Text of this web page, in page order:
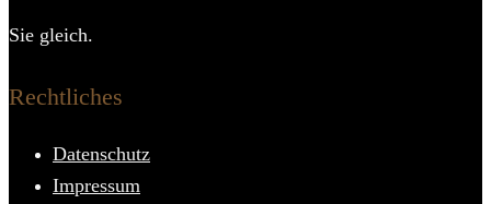
Sie gleich.
Rechtliches
Datenschutz
Impressum